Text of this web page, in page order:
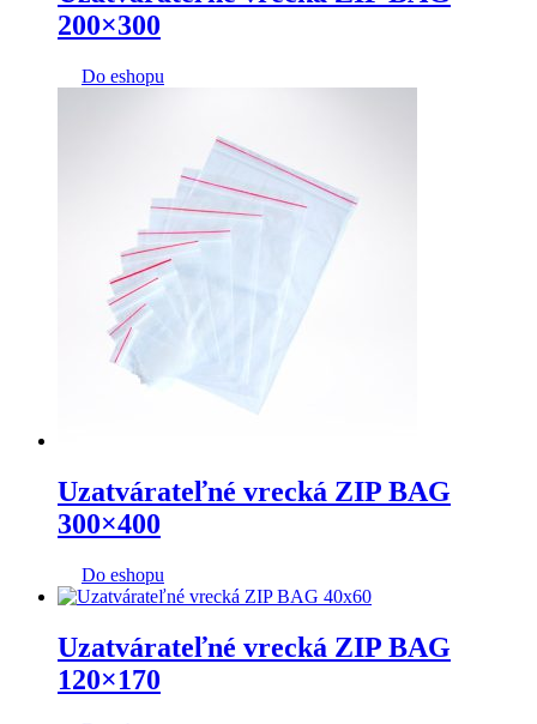
200×300
Do eshopu
Uzatvárateľné vrecká ZIP BAG
300×400
Do eshopu
Uzatvárateľné vrecká ZIP BAG
120×170